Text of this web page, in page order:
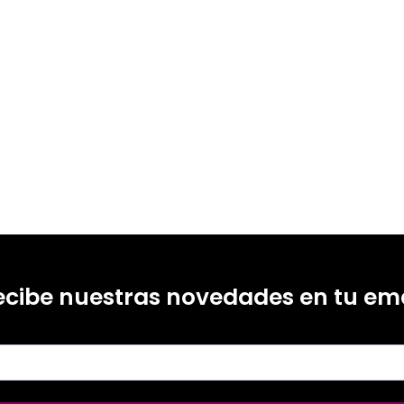
nuestras novedades en tu